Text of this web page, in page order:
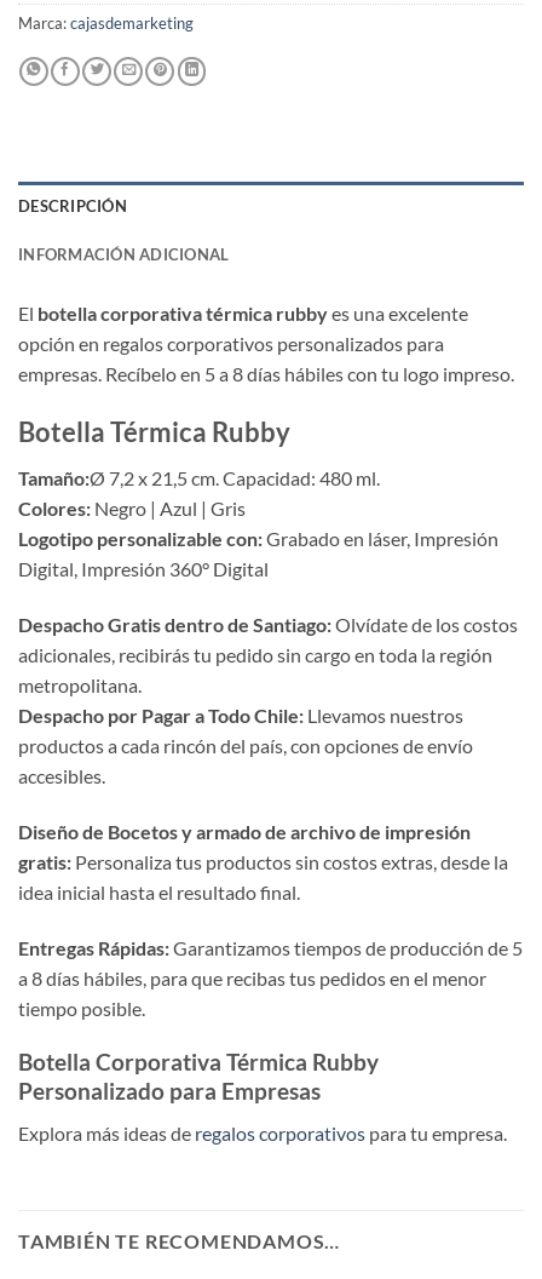
Marca:cajasdemarketing
DESCRIPCIÓN
INFORMACIÓN ADICIONAL
El botella corporativa térmica rubbyes una excelente
opción en regalos corporativos personalizados para
empresas. Recíbelo en 5 a 8 días hábiles con tu logo impreso.
Botella Térmica Rubby
Tamaño:Ø 7,2 x 21,5 cm. Capacidad: 480 ml.
Colores: Negro | Azul | Gris
Logotipo personalizable con:Grabado en láser, Impresión
Digital, Impresión 360° Digital
Despacho Gratis dentro de Santiago:Olvídate de los costos
adicionales, recibirás tu pedido sin cargo en toda la región
metropolitana.
Despacho por Pagar a Todo Chile: Llevamos nuestros
productos a cada rincón del país, con opciones de envío
accesibles.
Diseño de Bocetos y armado de archivo de impresión
gratis: Personaliza tus productos sin costos extras, desde la
idea inicial hasta el resultado final.
Entregas Rápidas:Garantizamos tiempos de producción de 5
a 8 días hábiles, para que recibas tus pedidos en el menor
tiempo posible.
Botella Corporativa Térmica Rubby
Personalizado para Empresas
Explora más ideas de regalos corporativos para tu empresa.
TAMBIÉN TE RECOMENDAMOS…